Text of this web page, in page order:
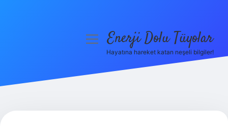
menüyüEnerji Dolu Tüyolar
Hayatına hareket katan neşeli bilgiler!